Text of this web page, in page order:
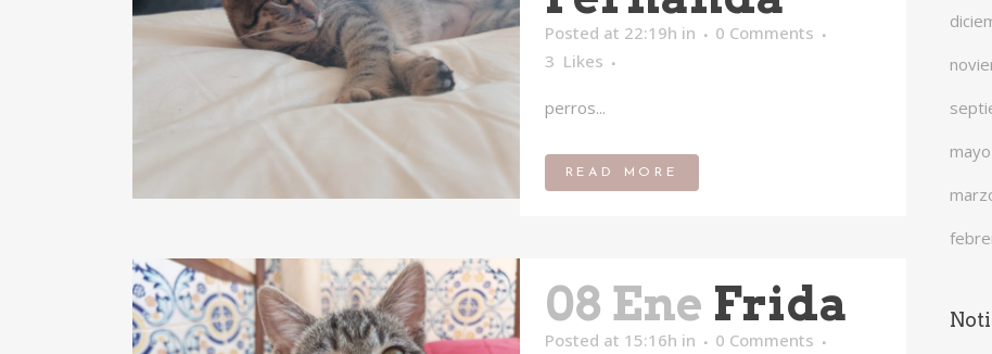
Posted at 22:19h in
0 Comments
3 Likes
perros...
READ MORE
08 Ene Frida
Posted at 15:16h in
0 Comments